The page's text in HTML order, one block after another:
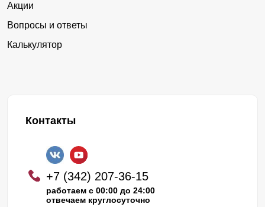
Акции
Вопросы и ответы
Калькулятор
Контакты
+7 (342) 207-36-15
работаем с 00:00 до 24:00
отвечаем круглосуточно